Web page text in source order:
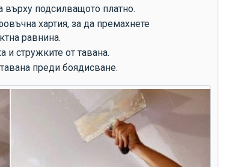
подсилващото платно.
хартия, за да премахнете
равнина.
и стружките от тавана.
преди боядисване.